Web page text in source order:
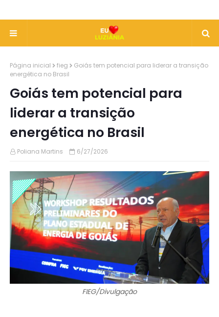
Página inicial fieg
Goiás tem potencial para liderar a transição
energética no Brasil
Goiás tem potencial para
liderar a transição
energética no Brasil
Poliana Martins 6/27/2026
FIEG/Divulgação